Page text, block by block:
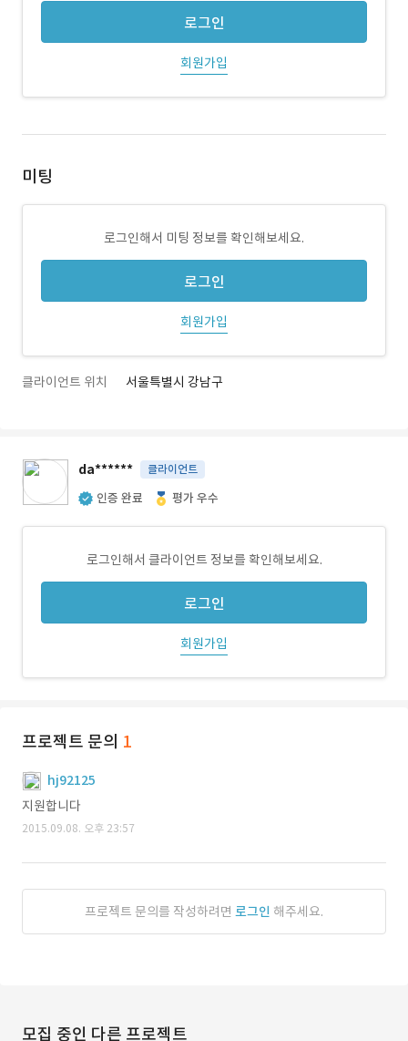
로그인
회원가입
미팅
로그인해서 미팅 정보를 확인해보세요.
로그인
회원가입
클라이언트 위치 서울특별시 강남구
da****** 클라이언트
인증 완료 평가 우수
로그인해서 클라이언트 정보를 확인해보세요.
로그인
회원가입
프로젝트 문의 1
hj92125
지원합니다
2015.09.08. 오후 23:57
프로젝트 문의를 작성하려면 로그인 해주세요.
모집 중인 다른 프로젝트